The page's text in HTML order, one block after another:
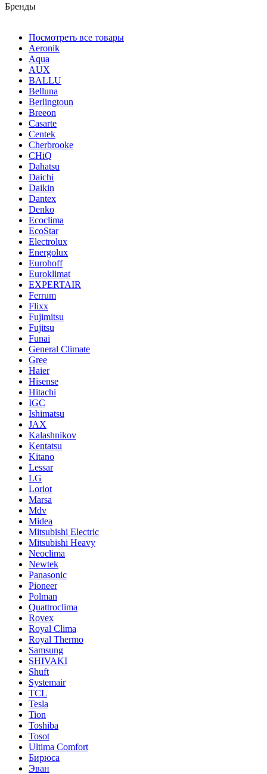
Бренды
Посмотреть все товары
Aeronik
Aqua
AUX
BALLU
Belluna
Berlingtoun
Breeon
Casarte
Centek
Cherbrooke
CHiQ
Dahatsu
Daichi
Daikin
Dantex
Denko
Ecoclima
EcoStar
Electrolux
Energolux
Eurohoff
Euroklimat
EXPERTAIR
Ferrum
Flixx
Fujimitsu
Fujitsu
Funai
General Climate
Gree
Haier
Hisense
Hitachi
IGC
Ishimatsu
JAX
Kalashnikov
Kentatsu
Kitano
Lessar
LG
Loriot
Marsa
Mdv
Midea
Mitsubishi Electric
Mitsubishi Heavy
Neoclima
Newtek
Panasonic
Pioneer
Polman
Quattroclima
Rovex
Royal Clima
Royal Thermo
Samsung
SHIVAKI
Shuft
Systemair
TCL
Tesla
Tion
Toshiba
Tosot
Ultima Comfort
Бирюса
Эван